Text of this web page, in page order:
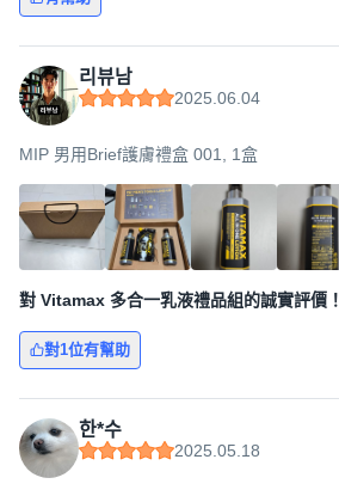
리뷰남
2025.06.04
MIP 男用Brief護膚禮盒 001, 1盒
對 Vitamax 多合一乳液禮品組的誠實評價！
對1位有幫助
한*수
2025.05.18